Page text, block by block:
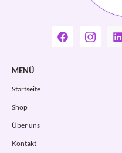
MENÜ
Startseite
Shop
Über uns
Kontakt